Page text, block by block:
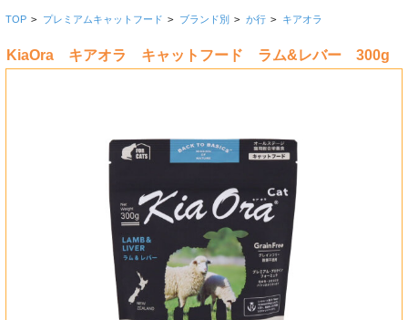
TOP > プレミアムキャットフード > ブランド別 > か行 > キアオラ
KiaOra キアオラ キャットフード ラム&レバー 300g